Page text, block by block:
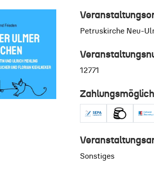
Petruskirche Neu-
12771
Sonstiges